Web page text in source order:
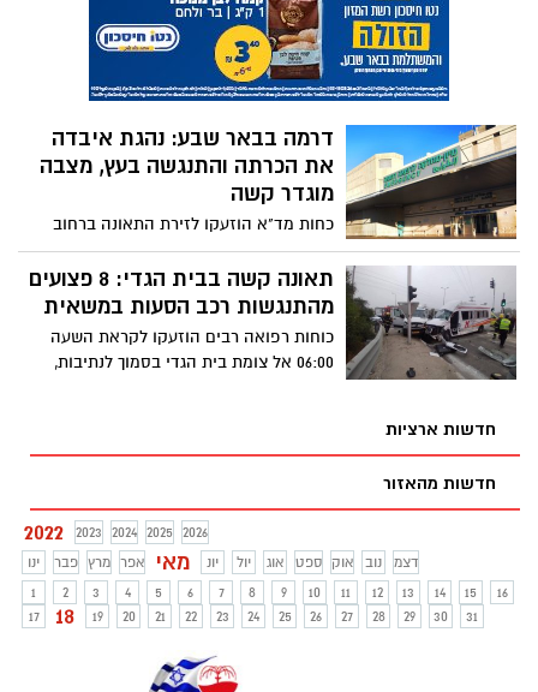
להמשך קבלת טיפול רפואי בבית החולים
"סורוקה", 2 מהם במצב קשה.
דרמה בבאר שבע: נהגת איבדה
את הכרתה והתנגשה בעץ, מצבה
מוגדר קשה
כחות מד"א הוזעקו לזירת התאונה ברחוב
חיים יחיל בעיר, שם ביצעו הכוחות פעולות
החייאה בנהגת כבת 60. היא פונתה לבית
החולים סורוקה במצב קשה
תאונה קשה בבית הגדי: 8 פצועים
מהתנגשות רכב הסעות במשאית
כוחות רפואה רבים הוזעקו לקראת השעה
06:00 אל צומת בית הגדי בסמוך לנתיבות,
חדשות ארציות
חדשות מהאזור
2022 2023 2024 2025
2026
ינו
פבר מרץ אפר מאי יונ יול אוג ספט אוק נוב
דצמ
1
2 3 4 5 6 7 8 9 10 11 12 13 14 15
16
17
18 19 20 21 22 23 24 25 26 27 28 29 30 31